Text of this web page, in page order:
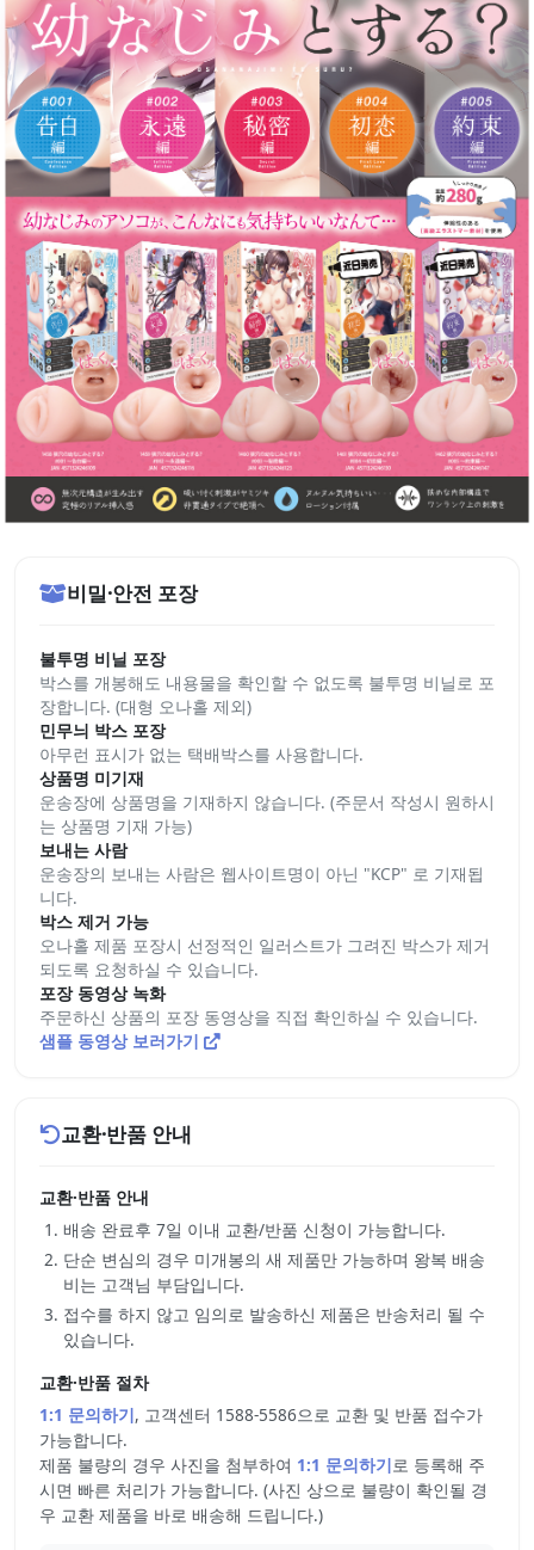
비밀·안전 포장
불투명 비닐 포장
박스를 개봉해도 내용물을 확인할 수 없도록 불투명 비닐로 포
장합니다. (대형 오나홀 제외)
민무늬 박스 포장
아무런 표시가 없는 택배박스를 사용합니다.
상품명 미기재
운송장에 상품명을 기재하지 않습니다. (주문서 작성시 원하시
는 상품명 기재 가능)
보내는 사람
운송장의 보내는 사람은 웹사이트명이 아닌 "KCP" 로 기재됩
니다.
박스 제거 가능
오나홀 제품 포장시 선정적인 일러스트가 그려진 박스가 제거
되도록 요청하실 수 있습니다.
포장 동영상 녹화
주문하신 상품의 포장 동영상을 직접 확인하실 수 있습니다.
샘플 동영상 보러가기
교환·반품 안내
교환·반품 안내
배송 완료후 7일 이내 교환/반품 신청이 가능합니다.
단순 변심의 경우 미개봉의 새 제품만 가능하며 왕복 배송
비는 고객님 부담입니다.
접수를 하지 않고 임의로 발송하신 제품은 반송처리 될 수
있습니다.
교환·반품 절차
1:1 문의하기, 고객센터 1588-5586으로 교환 및 반품 접수가
가능합니다.
제품 불량의 경우 사진을 첨부하여 1:1 문의하기로 등록해 주
시면 빠른 처리가 가능합니다. (사진 상으로 불량이 확인될 경
우 교환 제품을 바로 배송해 드립니다.)